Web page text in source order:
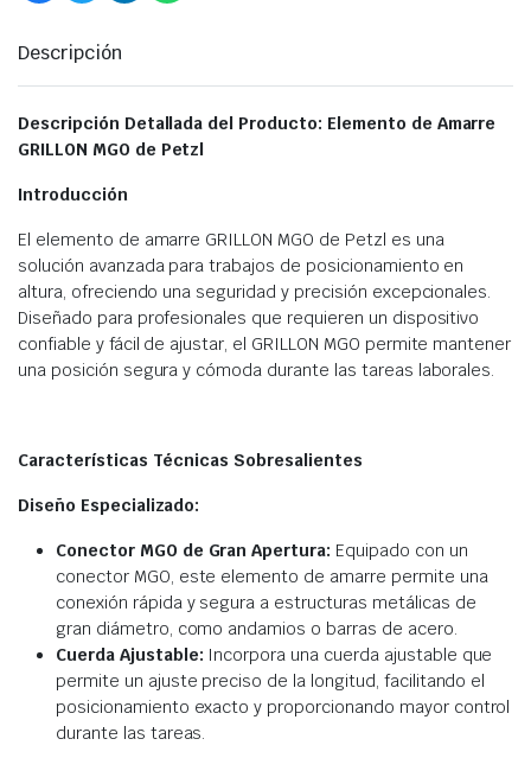
Descripción
Descripción Detallada del Producto: Elemento de Amarre
GRILLON MGO de Petzl
Introducción
El elemento de amarre GRILLON MGO de Petzl es una
solución avanzada para trabajos de posicionamiento en
altura, ofreciendo una seguridad y precisión excepcionales.
Diseñado para profesionales que requieren un dispositivo
confiable y fácil de ajustar, el GRILLON MGO permite mantener
una posición segura y cómoda durante las tareas laborales.
Características Técnicas Sobresalientes
Diseño Especializado:
Conector MGO de Gran Apertura: Equipado con un
conector MGO, este elemento de amarre permite una
conexión rápida y segura a estructuras metálicas de
gran diámetro, como andamios o barras de acero.
Cuerda Ajustable: Incorpora una cuerda ajustable que
permite un ajuste preciso de la longitud, facilitando el
posicionamiento exacto y proporcionando mayor control
durante las tareas.